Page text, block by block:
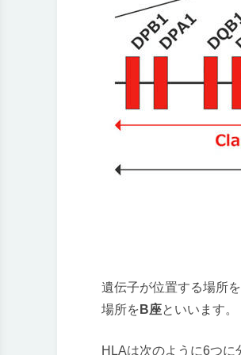
遺伝子が位置する場所を
場所を B座といいます。
HLAは次のように6つに